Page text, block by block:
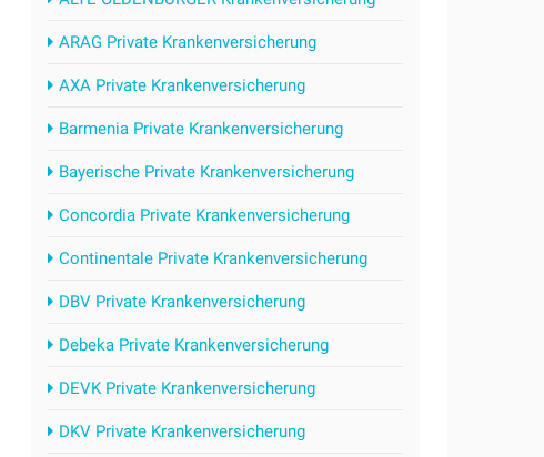
ARAG Private Krankenversicherung
AXA Private Krankenversicherung
Barmenia Private Krankenversicherung
Bayerische Private Krankenversicherung
Concordia Private Krankenversicherung
Continentale Private Krankenversicherung
DBV Private Krankenversicherung
Debeka Private Krankenversicherung
DEVK Private Krankenversicherung
DKV Private Krankenversicherung